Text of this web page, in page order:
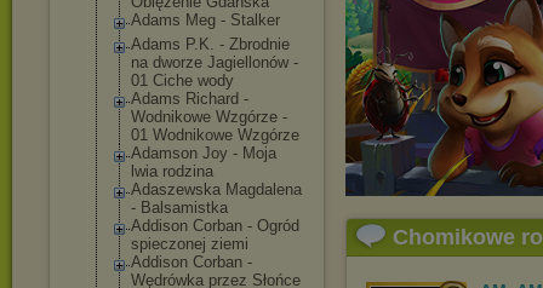
Adams Meg - Stalker
Adams P.K. - Zbrodnie
na dworze Jagiellonów -
01 Ciche wody
Adams Richard -
Wodnikowe Wzgórze -
01 Wodnikowe Wzgórze
Adamson Joy - Moja
lwia rodzina
Adaszewska Magdalena
- Balsamistka
Addison Corban - Ogród
spieczonej ziemi
Addison Corban -
Wędrówka przez Słońce
Chomikowe